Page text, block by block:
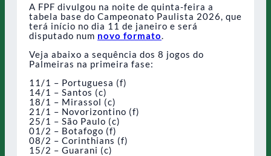
A FPF divulgou na noite de quinta-feira a
tabela base do Campeonato Paulista 2026, que
terá início no dia 11 de janeiro e será
disputado num novo formato.
Veja abaixo a sequência dos 8 jogos do
Palmeiras na primeira fase:
11/1 – Portuguesa (f)
14/1 – Santos (c)
18/1 – Mirassol (c)
21/1 – Novorizontino (f)
25/1 – São Paulo (c)
01/2 – Botafogo (f)
08/2 – Corinthians (f)
15/2 – Guarani (c)